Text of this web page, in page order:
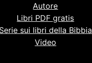
Autore
Libri PDF gratis
Serie sui libri della Bibbia
Video